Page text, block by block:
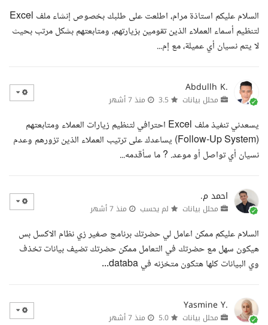
السلام عليكم استاذة مرام، اطلعت على طلبك بخصوص إنشاء ملف Excel
لتنظيم أسماء العملاء الذين تقومين بزيارتهم، ومتابعتهم بشكل مرتب بحيث
لا يتم نسيان أي عميلة، مع إم...
Abdullh K.
محلل بيانات منذ 7 أشهر
يسعدني تنفيذ ملف Excel احترافي لتنظيم زيارات العملاء ومتابعتهم
(Follow-Up System) يساعدك على ترتيب العملاء الذين تزورهم وعدم
نسيان أي تواصل أو موعد. ? ما سأقدمه...
احمد م.
محلل بيانات لم يحسب منذ 7 أشهر
السلام عليكم ممكن اعامل لي حضرتك برنامج صغير زي نظام الاكسل بس
هيكون سهل مع حضرتك في التعامل ممكن حضرتك تضيف بيانات تخذف
وي البيانات كلها هتكون متخزنه في databa...
Yasmine Y.
محلل بيانات منذ 7 أشهر